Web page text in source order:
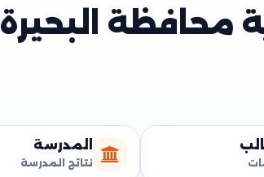
البحيرة 2026
المدرسة
نتائج المدرسة